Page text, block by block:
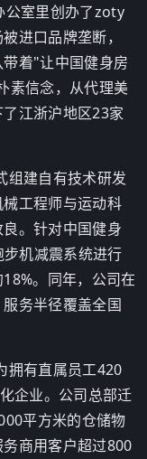
公室里创办了zoty
进口品牌垄断，
着"让中国健身房
素信念，从代理美
江浙沪地区23家
组建自有技术研发
工程师与运动科
。针对中国健身
机减震系统进行
。同年，公司在
务半径覆盖全国
拥有直属员工420
企业。公司总部迁
平方米的仓储物
商用客户超过800